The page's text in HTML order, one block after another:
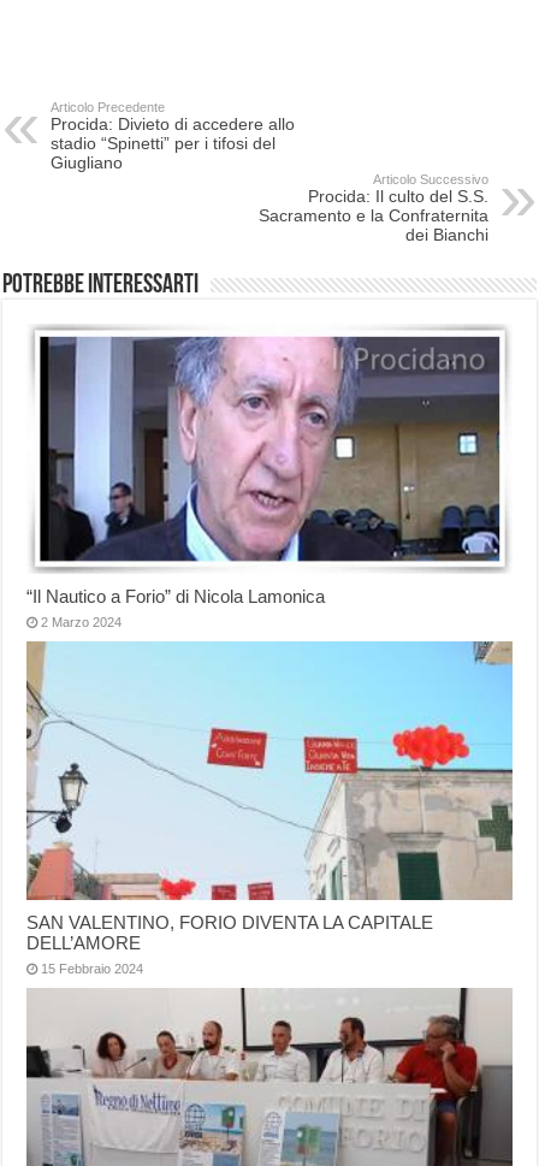
Articolo Precedente
Procida: Divieto di accedere allo
stadio “Spinetti” per i tifosi del
Giugliano
Articolo Successivo
Procida: Il culto del S.S.
Sacramento e la Confraternita
dei Bianchi
Potrebbe interessarti
“Il Nautico a Forio” di Nicola Lamonica
2 Marzo 2024
SAN VALENTINO, FORIO DIVENTA LA CAPITALE
DELL’AMORE
15 Febbraio 2024